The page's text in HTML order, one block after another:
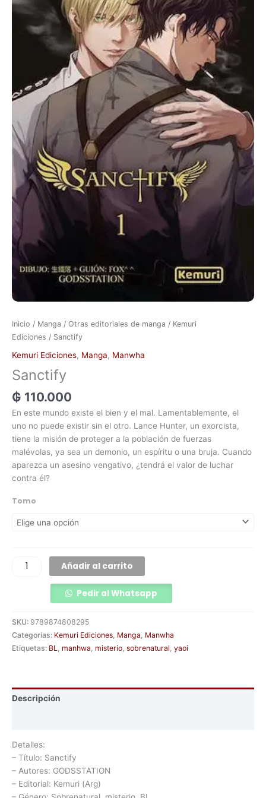
Inicio / Manga / Otras editoriales de manga / Kemuri
Ediciones / Sanctify
Kemuri Ediciones, Manga, Manwha
Sanctify
₲ 110.000
En este mundo existe el bien y el mal. Lamentablemente, el
uno no puede existir sin el otro. Lance Hunter, un exorcista,
tiene la misión de proteger a la población de fuerzas
malévolas, ya sea un demonio, un espíritu o una bruja. Cuando
aparezca un asesino vengativo, ¿tendrá el valor de luchar
contra él?
Tomo
Añadir al carrito
Pedir al Whatsapp
SKU: 9789874808295
Categorías: Kemuri Ediciones, Manga, Manwha
Etiquetas: BL, manhwa, misterio, sobrenatural, yaoi
Descripción
Detalles:
– Título: Sanctify
– Autores: GODSSTATION
– Editorial: Kemuri (Arg)